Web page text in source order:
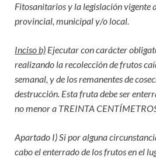
Fitosanitarios y la legislación vigente
provincial, municipal y/o local.
Inciso b) Ejecutar con carácter
realizando la recolección de frutos
semanal, y de los remanentes de
destrucción. Esta fruta debe ser
no menor a TREINTA
Apartado I) Si por alguna
cabo el enterrado de los frutos en el